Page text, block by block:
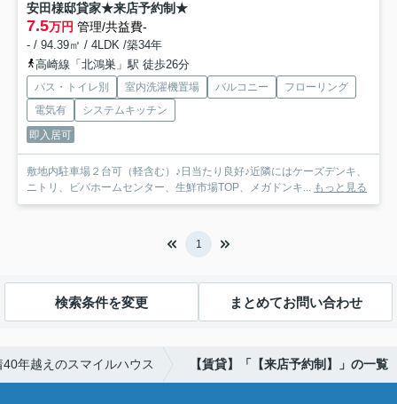
安田様邸貸家★来店予約制★
7.5万円 管理/共益費-
- / 94.39㎡ / 4LDK /築34年
高崎線「北鴻巣」駅 徒歩26分
バス・トイレ別 室内洗濯機置場 バルコニー
フローリング
電気有
システムキッチン
即入居可
敷地内駐車場２台可（軽含む）♪日当たり良好♪近隣にはケーズデンキ、
ニトリ、ビバホームセンター、生鮮市場TOP、メガドンキ... もっと見る
1
検索条件を変更 まとめてお問い合わせ
年越えのスマイルハウス 【賃貸】「【来店予約制】」の一覧